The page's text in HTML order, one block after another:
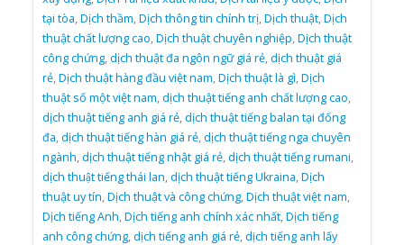
tại tòa,Dịch thầm,Dịch thông tin chính trị,Dịch thuật,Dịch
thuật chất lượng cao,Dịch thuật chuyên nghiệp,Dịch thuật
công chứng,dịch thuật đa ngôn ngữ giá rẻ,dịch thuật giá
rẻ,Dịch thuật hàng đầu việt nam,Dịch thuật là gì,Dịch
thuật số một việt nam,dịch thuật tiếng anh chất lượng cao,
dịch thuật tiếng anh giá rẻ,dịch thuật tiếng balan tại đống
đa,dịch thuật tiếng hàn giá rẻ,dịch thuật tiếng nga chuyên
ngành,dịch thuật tiếng nhật giá rẻ,dịch thuật tiếng rumani,
dịch thuật tiếng thái lan,dịch thuật tiếng Ukraina,Dịch
thuật uy tín,Dịch thuật và công chứng,Dịch thuật việt nam,
Dịch tiếng Anh,Dịch tiếng anh chính xác nhất,Dịch tiếng
anh công chứng,dịch tiếng anh giá rẻ,dịch tiếng anh lấy